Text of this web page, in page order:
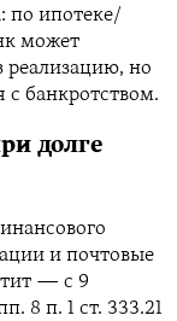
по ипотеке/
может
реализацию, но
с банкротством.
долге
и почтовые
— с 9
8 п. 1 ст. 333.21